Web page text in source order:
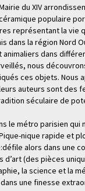
du XIV
populaire
représentant la vie
dans la région Nord
animaliers dans
nous
ces objets. Nous
auteurs sont des
séculaire de
le métro parisien qui
nique rapide et
alors dans une
d’art (des pièces
la science et la
une finesse